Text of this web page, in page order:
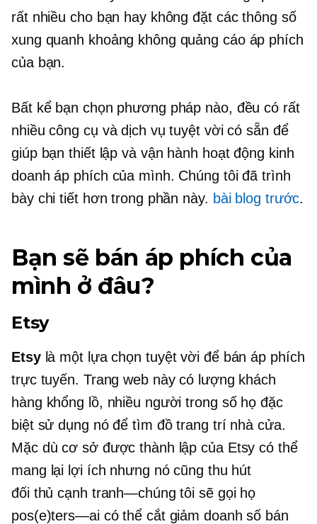
rất nhiều cho bạn hay không đặt các thông số
xung quanh khoảng không quảng cáo áp phích
của bạn.
Bất kể bạn chọn phương pháp nào, đều có rất
nhiều công cụ và dịch vụ tuyệt vời có sẵn để
giúp bạn thiết lập và vận hành hoạt động kinh
doanh áp phích của mình. Chúng tôi đã trình
bày chi tiết hơn trong phần này. bài blog trước.
Bạn sẽ bán áp phích của
mình ở đâu?
Etsy
Etsylà một lựa chọn tuyệt vời để bán áp phích
trực tuyến. Trang web này có lượng khách
hàng khổng lồ, nhiều người trong số họ đặc
biệt sử dụng nó để tìm đồ trang trí nhà cửa.
Mặc dù cơ sở được thành lập của Etsy có thể
mang lại lợi ích nhưng nó cũng thu hút
đối thủ cạnh tranh—chúng tôi sẽgọi họ
pos(e)ters—aicó thể cắt giảm doanh số bán